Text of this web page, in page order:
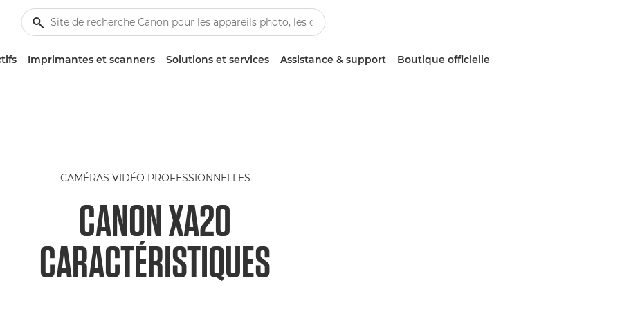
Imprimantes et scanners Solutions et services Assistance & support Boutique officielle
CAMÉRAS VIDÉO PROFESSIONNELLES
CANON XA20
CARACTÉRISTIQUES